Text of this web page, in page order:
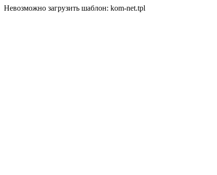
Невозможно загрузить шаблон: kom-net.tpl